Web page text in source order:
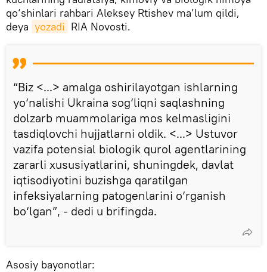
qo‘shinlari rahbari Aleksey Rtishev ma’lum qildi,
deya yozadi RIA Novosti.
“Biz <...> amalga oshirilayotgan ishlarning
yo‘nalishi Ukraina sog‘liqni saqlashning
dolzarb muammolariga mos kelmasligini
tasdiqlovchi hujjatlarni oldik. <...> Ustuvor
vazifa potensial biologik qurol agentlarining
zararli xususiyatlarini, shuningdek, davlat
iqtisodiyotini buzishga qaratilgan
infeksiyalarning patogenlarini o‘rganish
bo‘lgan”, - dedi u brifingda.
Asosiy bayonotlar: